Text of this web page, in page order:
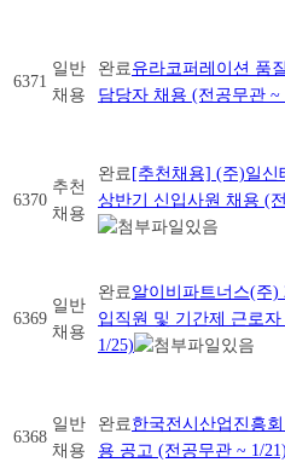
6371
일반
채용
완료 유라코퍼레이션 품
담당자 채용 (전공무관 ~
6370
추천
채용
완료 [추천채용] (주)일신
상반기 신입사원 채용 (
6369
일반
채용
완료 알이비파트너스(주)
입직원 및 기간제 근로
1/25)
6368
일반
채용
완료 한국전시산업진흥
용 공고 (전공무관 ~ 1/21)